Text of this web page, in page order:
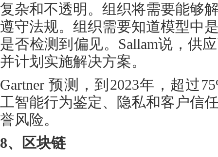
复杂和不透明。组织将需要能够
遵守法规。组织需要知道模型中
是否检测到偏见。Sallam说，供
并计划实施解决方案。
Gartner 预测，到2023年，超过
工智能行为鉴定、隐私和客户信
誉风险。
8、区块链